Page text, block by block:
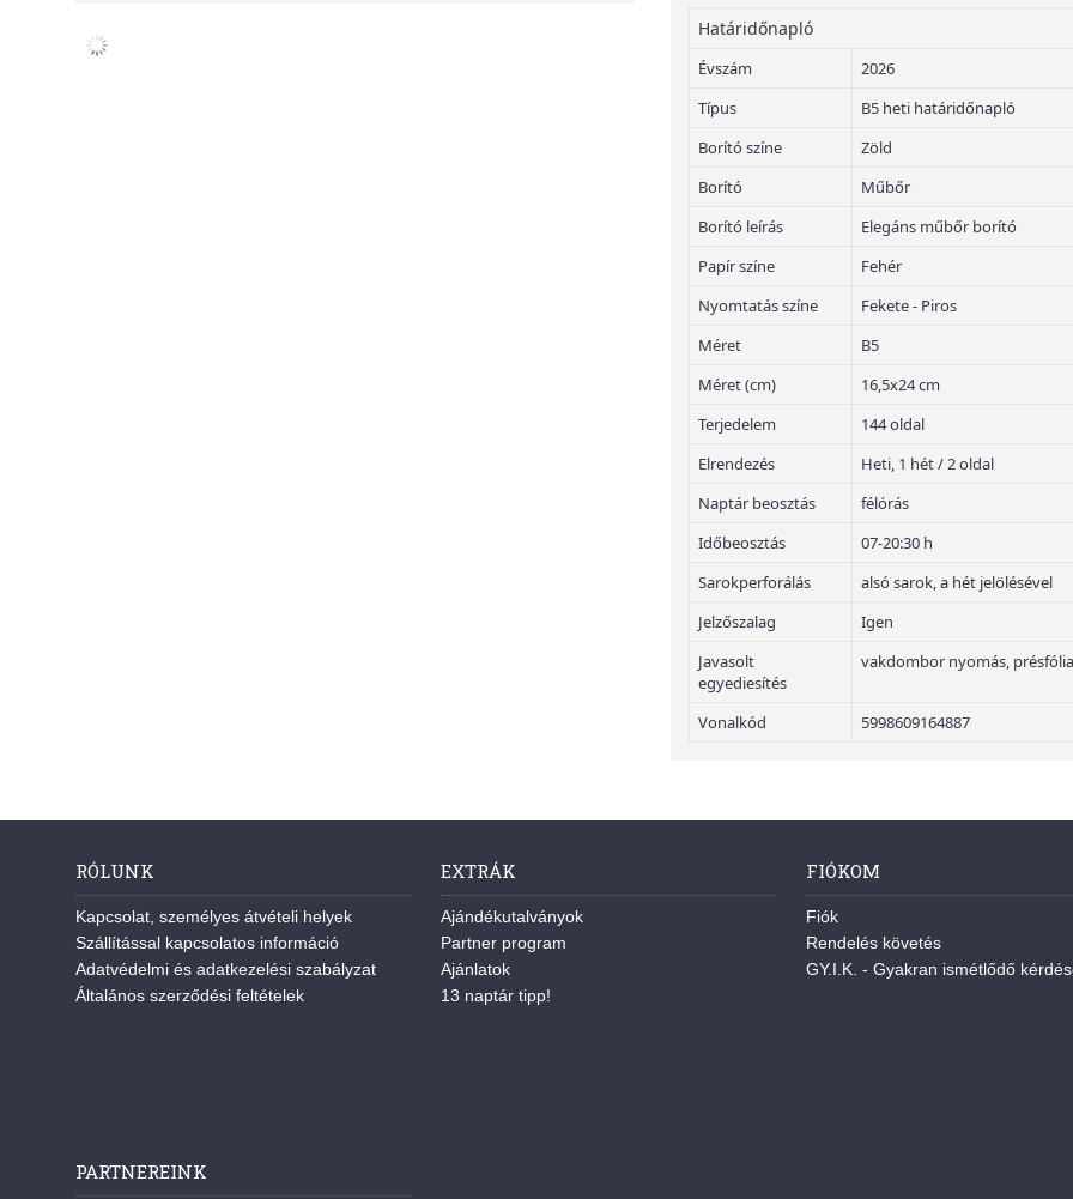
Határidőnapló
Évszám
2026
Típus
B5 heti határidőnapló
Borító színe
Zöld
Borító
Műbőr
Borító leírás
Elegáns műbőr borító
Papír színe
Fehér
Nyomtatás színe
Fekete - Piros
Méret
B5
Méret (cm)
16,5x24 cm
Terjedelem
144 oldal
Elrendezés
Heti, 1 hét / 2 oldal
Naptár beosztás
félórás
Időbeosztás
07-20:30 h
Sarokperforálás
alsó sarok, a hét jelölésével
Jelzőszalag
Igen
Javasolt
egyediesítés
vakdombor nyomás,
Vonalkód 5998609164887
RÓLUNK
Kapcsolat, személyes átvételi helyek
Szállítással kapcsolatos információ
Adatvédelmi és adatkezelési szabályzat
Általános szerződési feltételek
EXTRÁK
Ajándékutalványok
Partner program
Ajánlatok
13 naptár tipp!
FIÓKOM
Fiók
Rendelés követés
GY.I.K. - Gyakran ismétlődő
PARTNEREINK